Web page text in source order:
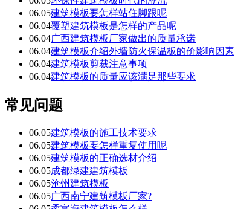
06.05建筑模板要怎样站住脚跟呢
06.04覆塑建筑模板是怎样的产品呢
06.04广西建筑模板厂家做出的质量承诺
06.04建筑模板介绍外墙防火保温板的价影响因素
06.04建筑模板剪裁注意事项
06.04建筑模板的质量应该满足那些要求
常见问题
06.05建筑模板的施工技术要求
06.05建筑模板要怎样重复使用呢
06.05建筑模板的正确选材介绍
06.05成都绿建建筑模板
06.05沧州建筑模板
06.05广西南宁建筑模板厂家?